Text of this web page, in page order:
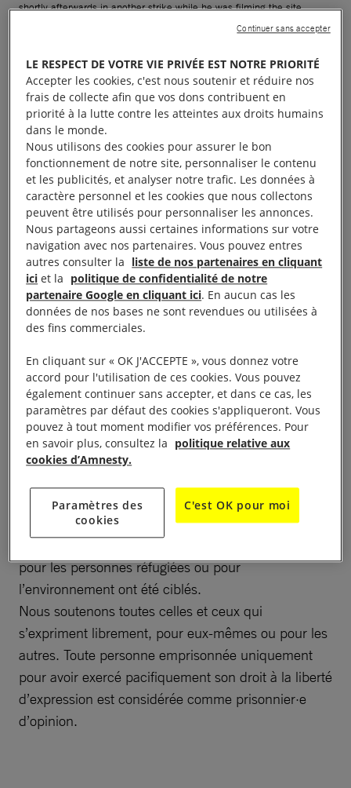
shortly afterwards in another strike while he was filming the site,
August 25, 2025. REUTERS/Hatem Khaled TPX IMAGES OF THE DAY
La liberté d’expression est essentielle pour une
société ouverte et équitable. Elle permet de
revendiquer ses droits, d’accéder à la justice et de
participer pleinement à la vie démocratique. Elle
soutient d’autres droits fondamentaux, comme la
liberté de pensée, de conscience et de religion. Le
respect de la liberté d’expression est souvent
révélateur du niveau de protection des droits
humains dans un pays.
Pourtant, dans de nombreux pays, des personnes
sont emprisonnées – ou subissent des violences –
simplement pour avoir exprimé leurs opinions. Et ce,
malgré l’inscription de ce droit dans la Constitution
de la plupart des États.
Certains gouvernements abusent de leur pouvoir
pour réprimer la dissidence pacifique. Ils adoptent
des lois qui criminalisent l’expression libre, souvent
le terrorisme ou de protection de la religion.
pour les personnes réfugiées ou pour
l’environnement ont été ciblés.
Nous soutenons toutes celles et ceux qui
s’expriment librement, pour eux-mêmes ou pour les
autres. Toute personne emprisonnée uniquement
pour avoir exercé pacifiquement son droit à la liberté
d’expression est considérée comme prisonnier·e
d’opinion.
LE RESPECT DE VOTRE VIE PRIVÉE EST NOTRE PRIORITÉ
Accepter les cookies, c'est nous soutenir et réduire nos
frais de collecte afin que vos dons contribuent en
priorité à la lutte contre les atteintes aux droits humains
dans le monde.
Nous utilisons des cookies pour assurer le bon
fonctionnement de notre site, personnaliser le contenu
et les publicités, et analyser notre trafic. Les données à
caractère personnel et les cookies que nous collectons
peuvent être utilisés pour personnaliser les annonces.
Nous partageons aussi certaines informations sur votre
navigation avec nos partenaires. Vous pouvez entres
autres consulter la liste de nos partenaires en cliquant
ici et la politique de confidentialité de notre
partenaire Google en cliquant ici. En aucun cas les
données de nos bases ne sont revendues ou utilisées à
des fins commerciales.
En cliquant sur « OK J'ACCEPTE », vous donnez votre
accord pour l'utilisation de ces cookies. Vous pouvez
également continuer sans accepter, et dans ce cas, les
paramètres par défaut des cookies s'appliqueront. Vous
pouvez à tout moment modifier vos préférences. Pour
en savoir plus, consultez la politique relative aux
cookies d’Amnesty.
Paramètres des
cookies
C'est OK pour moi
Continuer sans accepter